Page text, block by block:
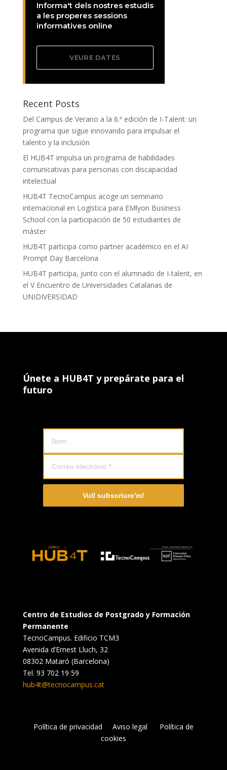
Informa't dels nostres estudis
a les properes sessions
informatives online
VEURE DATES
Recent Posts
Del Campus de Verano a la 6.ª edición de I-Talent: un
programa que sigue innovando para impulsar el
talento y la inclusión
El HUB4T impulsa un programa de habilidades
comunicativas para personas con discapacidad
intelectual
HUB4T TecnoCampus acoge un seminario
internacional en Logística para EMlyon Business
School con la participación de 50 estudiantes de
màster
HUB4T participa como partner académico en el AI
Prompt Day Barcelona
HUB4T participa, junto con el alumnado de I-talent, en
el V Encuentro de Universidades Catalanas de
UNIDIVERSIDAD
Únete a HUB4T y prepárate para el
futuro
Vull subscriure'm!
Centro de Estudios de Postgrado y Formación
Permanente
TecnoCampus. Edificio TCM3
Avenida d’Ernest Lluch, 32
08302 Mataró (Barcelona)
Tel. 93 702 19 59
hub4t@tecnocampus.cat
Política de privacidad Aviso legal
Política de
cookies